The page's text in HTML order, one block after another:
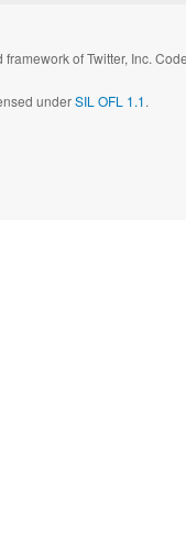
framework of Twitter, Inc.
underSIL OFL 1.1.